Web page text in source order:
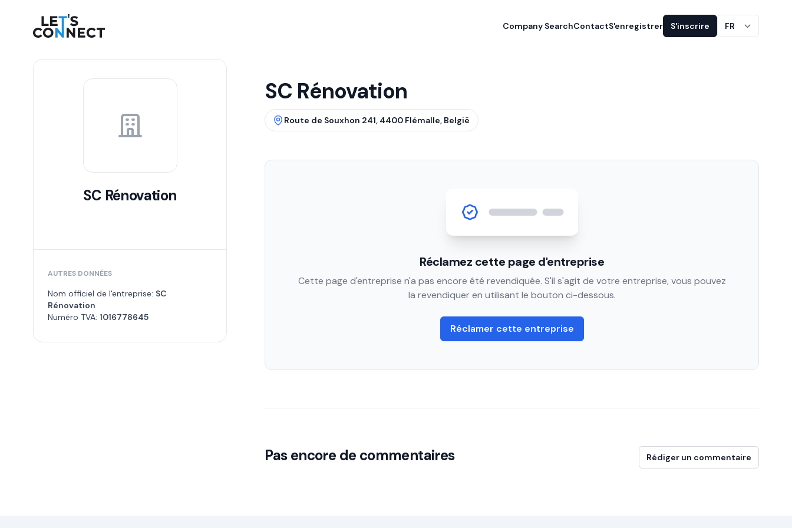
Let's Connect Company SearchContactS'enregistrer S'inscrire FR
SC Rénovation
AUTRES DONNÉES
Nom officiel de l'entreprise: SC
Rénovation
Numéro TVA: 1016778645
SC Rénovation
Route de Souxhon 241, 4400 Flémalle, België
Réclamez cette page d'entreprise
Cette page d'entreprise n'a pas encore été revendiquée. S'il s'agit de votre entreprise, vous pouvez
la revendiquer en utilisant le bouton ci-dessous.
Réclamer cette entreprise
Pas encore de commentaires Rédiger un commentaire